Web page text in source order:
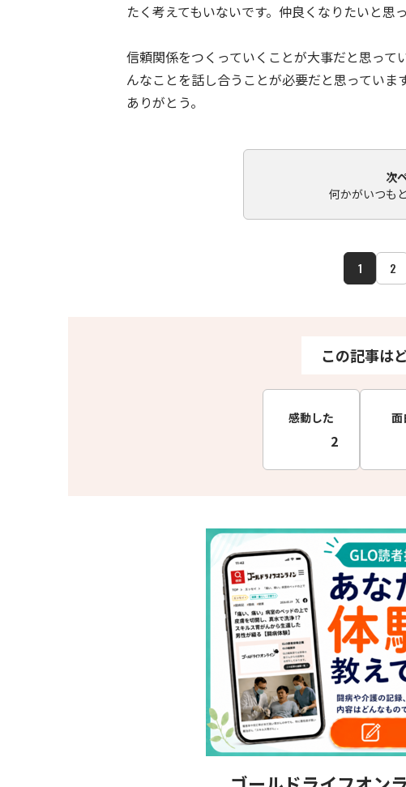
たく考えてもいないです。仲良くなりたいと思っ
信頼関係をつくっていくことが大事だと思って
んなことを話し合うことが必要だと思ってい
ありがとう。
次
何かがいつも
1 2
この記事は
感動した
2
面